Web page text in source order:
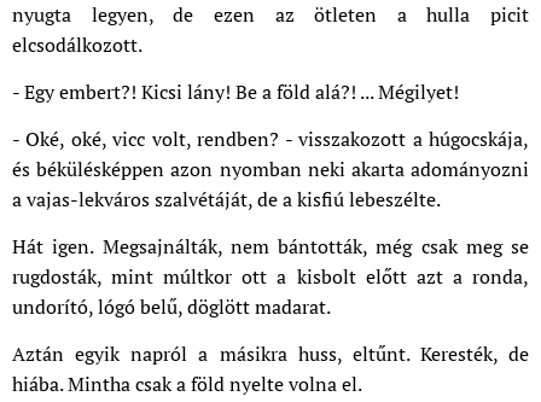
nyugta legyen, de ezen az ötleten a hulla picit
elcsodálkozott.
- Egy embert?! Kicsi lány! Be a föld alá?! ... Mégilyet!
- Oké, oké, vicc volt, rendben? - visszakozott a húgocskája,
és békülésképpen azon nyomban neki akarta adományozni
a vajas-lekváros szalvétáját, de a kisfiú lebeszélte.
Hát igen. Megsajnálták, nem bántották, még csak meg se
rugdosták, mint múltkor ott a kisbolt előtt azt a ronda,
undorító, lógó belű, döglött madarat.
Aztán egyik napról a másikra huss, eltűnt. Keresték, de
hiába. Mintha csak a föld nyelte volna el.